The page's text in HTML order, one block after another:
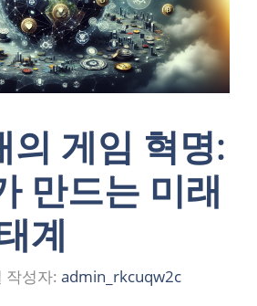
의 게임 혁명:
만드는 미래
계
작성자: admin_rkcuqw2c